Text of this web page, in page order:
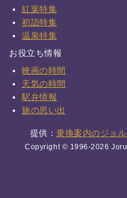
紅葉特集
初詣特集
温泉特集
お役立ち情報
映画の時間
天気の時間
駅弁情報
旅の思い出
提供： 乗換案内のジョ
Copyright © 1996-2026